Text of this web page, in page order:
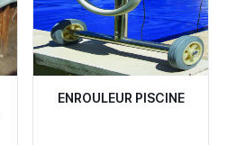
ENROULEUR PISCINE